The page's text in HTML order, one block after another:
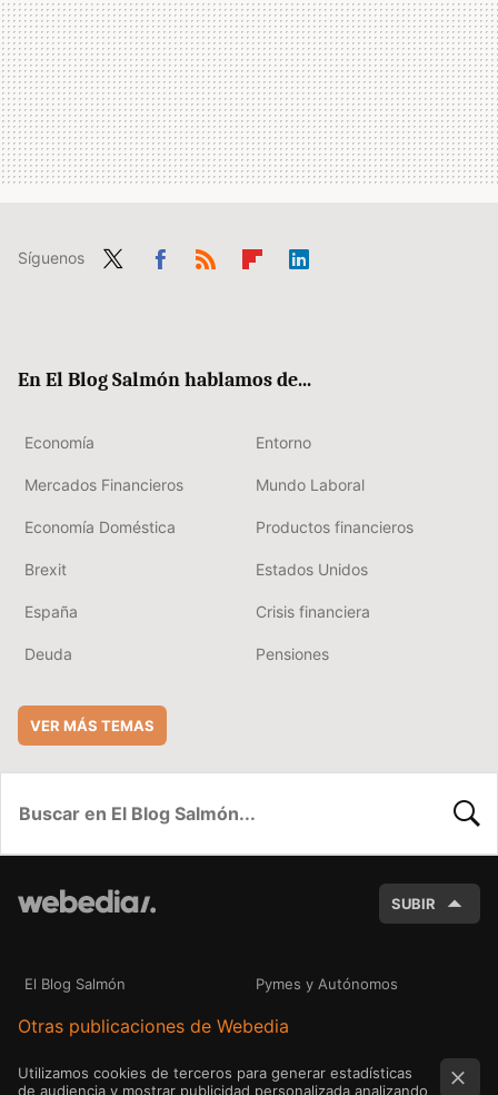
Síguenos
En El Blog Salmón hablamos de...
Economía Entorno
Mercados Financieros Mundo Laboral
Economía Doméstica Productos financieros
Brexit Estados Unidos
España Crisis financiera
Deuda Pensiones
VER MÁS TEMAS
SUBIR
El Blog Salmón Pymes y Autónomos
Otras publicaciones de Webedia
Utilizamos cookies de terceros para generar estadísticas
de audiencia y mostrar publicidad personalizada analizando